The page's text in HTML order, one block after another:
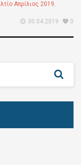
Απρίλιος 2019,
30.04.2019
0